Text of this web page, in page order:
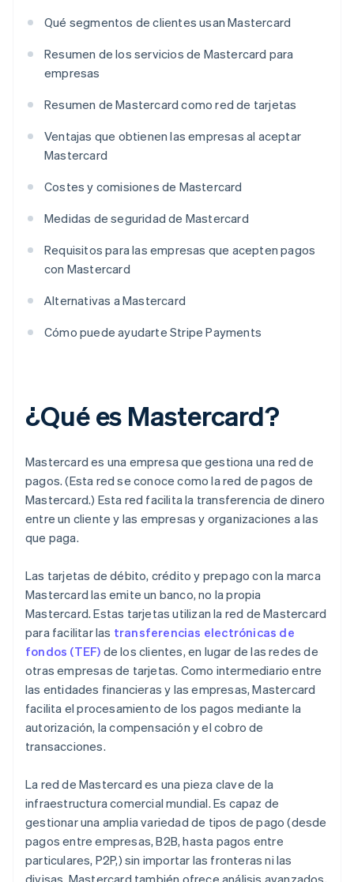
Qué segmentos de clientes usan Mastercard
Resumen de los servicios de Mastercard para
empresas
Resumen de Mastercard como red de tarjetas
Ventajas que obtienen las empresas al aceptar
Mastercard
Costes y comisiones de Mastercard
Medidas de seguridad de Mastercard
Requisitos para las empresas que acepten pagos
con Mastercard
Alternativas a Mastercard
Cómo puede ayudarte Stripe Payments
¿Qué es Mastercard?
Mastercard es una empresa que gestiona una red de
pagos. (Esta red se conoce como la red de pagos de
Mastercard.) Esta red facilita la transferencia de dinero
entre un cliente y las empresas y organizaciones a las
que paga.
Las tarjetas de débito, crédito y prepago con la marca
Mastercard las emite un banco, no la propia
Mastercard. Estas tarjetas utilizan la red de Mastercard
para facilitar las transferencias electrónicas de
fondos (TEF) de los clientes, en lugar de las redes de
otras empresas de tarjetas. Como intermediario entre
las entidades financieras y las empresas, Mastercard
facilita el procesamiento de los pagos mediante la
autorización, la compensación y el cobro de
transacciones.
La red de Mastercard es una pieza clave de la
infraestructura comercial mundial. Es capaz de
gestionar una amplia variedad de tipos de pago (desde
pagos entre empresas, B2B, hasta pagos entre
particulares, P2P,) sin importar las fronteras ni las